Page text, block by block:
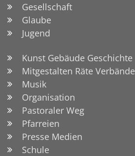
Gesellschaft
Glaube
Jugend
Kunst Gebäude Geschichte
Mitgestalten Räte Verbände
Musik
Organisation
Pastoraler Weg
Pfarreien
Presse Medien
Schule